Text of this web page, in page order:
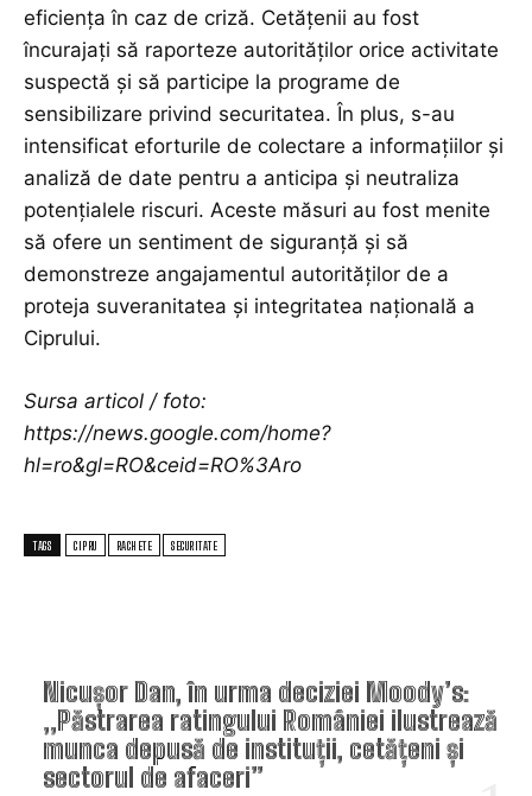
Nicușor Dan, în urma deciziei Moody’s:
„Păstrarea ratingului României ilustrează
munca depusă de instituții, cetățeni și
sectorul de afaceri”
eficiența în caz de criză. Cetățenii au fost
încurajați să raporteze autorităților orice activitate
suspectă și să participe la programe de
sensibilizare privind securitatea. În plus, s-au
intensificat eforturile de colectare a informațiilor și
analiză de date pentru a anticipa și neutraliza
potențialele riscuri. Aceste măsuri au fost menite
să ofere un sentiment de siguranță și să
demonstreze angajamentul autorităților de a
proteja suveranitatea și integritatea națională a
Ciprului.
Sursa articol / foto:
https://news.google.com/home?
hl=ro&gl=RO&ceid=RO%3Aro
TAGS CIPRU RACHETE SECURITATE